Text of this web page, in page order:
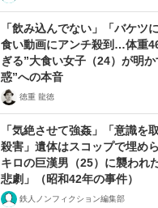
「飲み込んでない」「バケツ
食い動画にアンチ殺到…体重
ぎる”大食い女子（24）が明
惑”への本音
徳重 龍徳
「気絶させて強姦」「意識を
殺害」遺体はスコップで埋め
キロの巨漢男（25）に襲われ
悲劇」（昭和42年の事件）
鉄人ノンフィクション編集部